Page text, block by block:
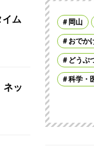
ム
ネッ
岡山
おでか
どうぶ
科学・